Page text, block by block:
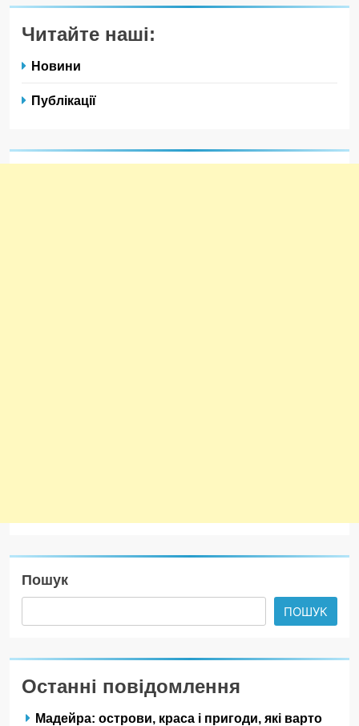
Читайте наші:
Новини
Публікації
Пошук
ПОШУК
Останні повідомлення
Мадейра: острови, краса і пригоди, які варто